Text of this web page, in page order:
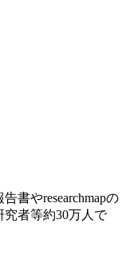
書やresearchmapの
者等約30万人で